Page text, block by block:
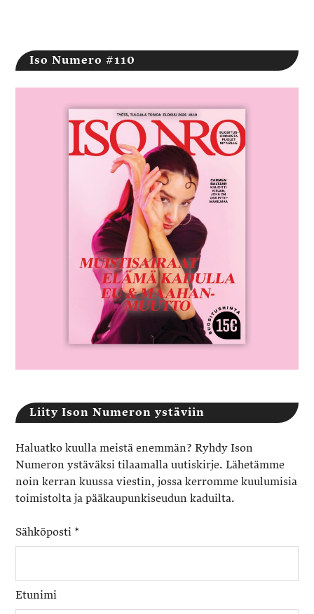
Iso Numero #110
Liity Ison Numeron ystäviin
Haluatko kuulla meistä enemmän? Ryhdy Ison
Numeron ystäväksi tilaamalla uutiskirje. Lähetämme
noin kerran kuussa viestin, jossa kerromme kuulumisia
toimistolta ja pääkaupunkiseudun kaduilta.
Sähköposti *
Etunimi